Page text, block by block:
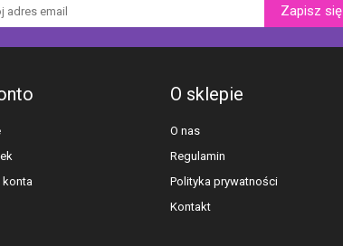
Zapisz się
konta
O sklepie
O nas
Regulamin
Polityka prywatności
Kontakt